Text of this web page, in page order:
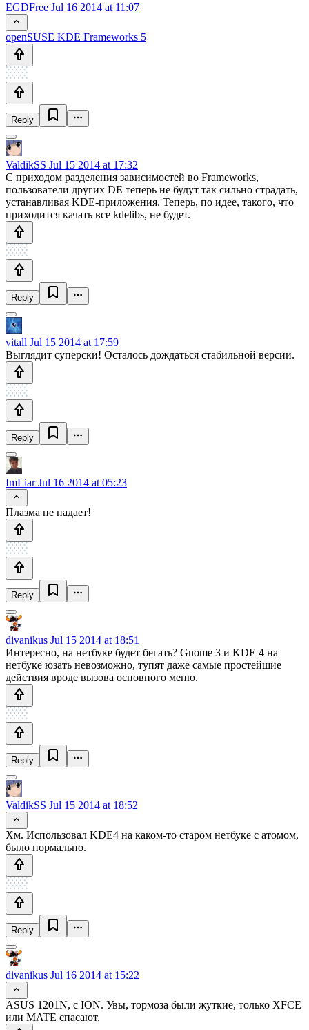
EGDFree Jul 16 2014 at 11:07
openSUSE KDE Frameworks 5
Reply
ValdikSS Jul 15 2014 at 17:32
С приходом разделения зависимостей во Frameworks,
пользователи других DE теперь не будут так сильно страдать,
устанавливая KDE-приложения. Теперь, по идее, такого, что
приходится качать все kdelibs, не будет.
Reply
vitall Jul 15 2014 at 17:59
Выглядит суперски! Осталось дождаться стабильной версии.
Reply
ImLiarJul 16 2014 at 05:23
Плазма не падает!
Reply
divanikus Jul 15 2014 at 18:51
Интересно, на нетбуке будет бегать? Gnome 3 и KDE 4 на
нетбуке юзать невозможно, тупят даже самые простейшие
действия вроде вызова основного меню.
Reply
ValdikSS Jul 15 2014 at 18:52
Хм. Использовал KDE4 на каком-то старом нетбуке с атомом,
было нормально.
Reply
divanikus Jul 16 2014 at 15:22
ASUS 1201N, с ION. Увы, тормоза были жуткие, только XFCE
или MATE спасают.